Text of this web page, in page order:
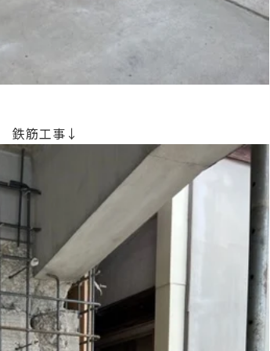
鉄筋工事↓